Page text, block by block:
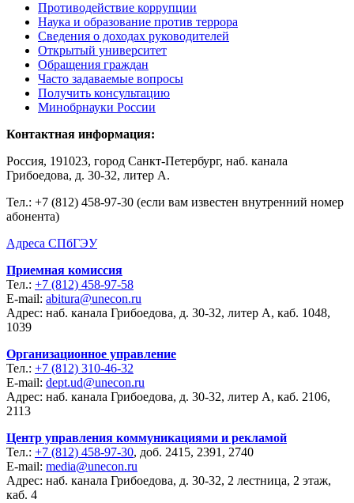
Противодействие коррупции
Наука и образование против террора
Сведения о доходах руководителей
Открытый университет
Обращения граждан
Часто задаваемые вопросы
Получить консультацию
Минобрнауки России
Контактная информация:
Россия, 191023, город Санкт-Петербург, наб. канала
Грибоедова, д. 30-32, литер А.
Тел.: +7 (812) 458-97-30 (если вам известен внутренний номер
абонента)
Адреса СПбГЭУ
Приемная комиссия
Тел.: +7 (812) 458-97-58
E-mail: abitura@unecon.ru
Адрес: наб. канала Грибоедова, д. 30-32, литер А, каб. 1048,
1039
Организационное управление
Тел.: +7 (812) 310-46-32
E-mail: dept.ud@unecon.ru
Адрес: наб. канала Грибоедова, д. 30-32, литер А, каб. 2106,
2113
Центр управления коммуникациями и рекламой
Тел.: +7 (812) 458-97-30, доб. 2415, 2391, 2740
E-mail: media@unecon.ru
Адрес: наб. канала Грибоедова, д. 30-32, 2 лестница, 2 этаж,
каб. 4